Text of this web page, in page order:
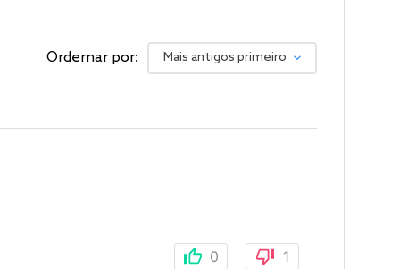
Ordernar por: Mais antigos primeiro
0 1